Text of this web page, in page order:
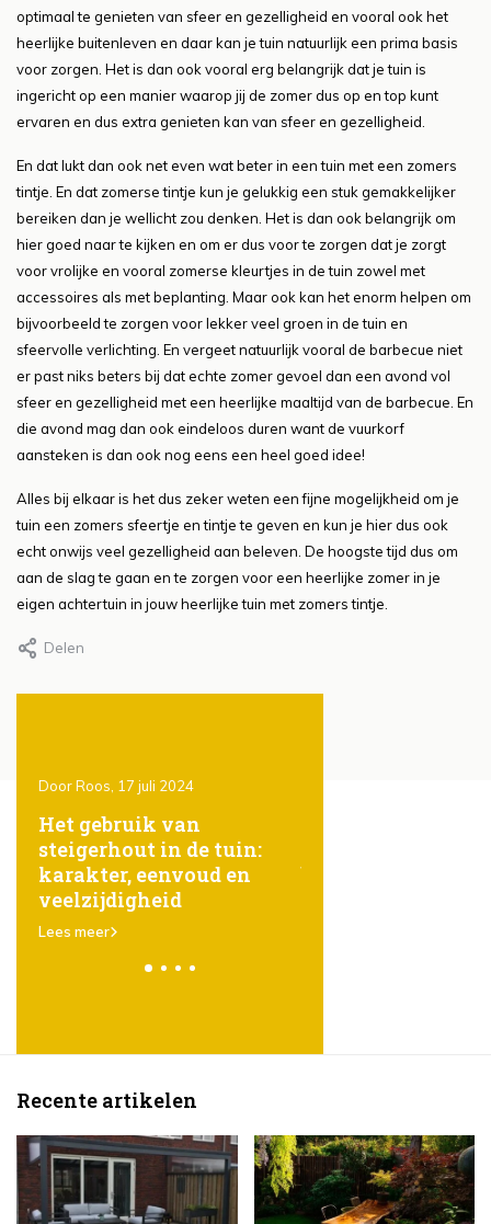
optimaal te genieten van sfeer en gezelligheid en vooral ook het
heerlijke buitenleven en daar kan je tuin natuurlijk een prima basis
voor zorgen. Het is dan ook vooral erg belangrijk dat je tuin is
ingericht op een manier waarop jij de zomer dus op en top kunt
ervaren en dus extra genieten kan van sfeer en gezelligheid.
En dat lukt dan ook net even wat beter in een tuin met een zomers
tintje. En dat zomerse tintje kun je gelukkig een stuk gemakkelijker
bereiken dan je wellicht zou denken. Het is dan ook belangrijk om
hier goed naar te kijken en om er dus voor te zorgen dat je zorgt
voor vrolijke en vooral zomerse kleurtjes in de tuin zowel met
accessoires als met beplanting. Maar ook kan het enorm helpen om
bijvoorbeeld te zorgen voor lekker veel groen in de tuin en
sfeervolle verlichting. En vergeet natuurlijk vooral de barbecue niet
er past niks beters bij dat echte zomer gevoel dan een avond vol
sfeer en gezelligheid met een heerlijke maaltijd van de barbecue. En
die avond mag dan ook eindeloos duren want de vuurkorf
aansteken is dan ook nog eens een heel goed idee!
Alles bij elkaar is het dus zeker weten een fijne mogelijkheid om je
tuin een zomers sfeertje en tintje te geven en kun je hier dus ook
echt onwijs veel gezelligheid aan beleven. De hoogste tijd dus om
aan de slag te gaan en te zorgen voor een heerlijke zomer in je
eigen achtertuin in jouw heerlijke tuin met zomers tintje.
Delen
Door Roos, 17 juli 2024
Het gebruik van
steigerhout in de tuin:
karakter, eenvoud en
veelzijdigheid
Lees meer
Recente artikelen